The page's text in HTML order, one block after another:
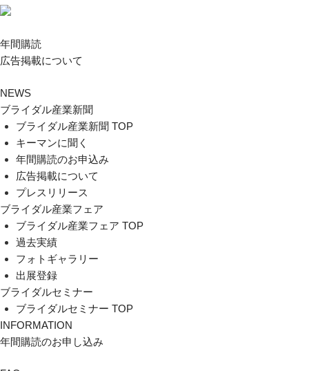
年間購読
広告掲載について
NEWS
ブライダル産業新聞
ブライダル産業新聞 TOP
キーマンに聞く
年間購読のお申込み
広告掲載について
プレスリリース
ブライダル産業フェア
ブライダル産業フェア TOP
過去実績
フォトギャラリー
出展登録
ブライダルセミナー
ブライダルセミナー TOP
INFORMATION
年間購読のお申し込み